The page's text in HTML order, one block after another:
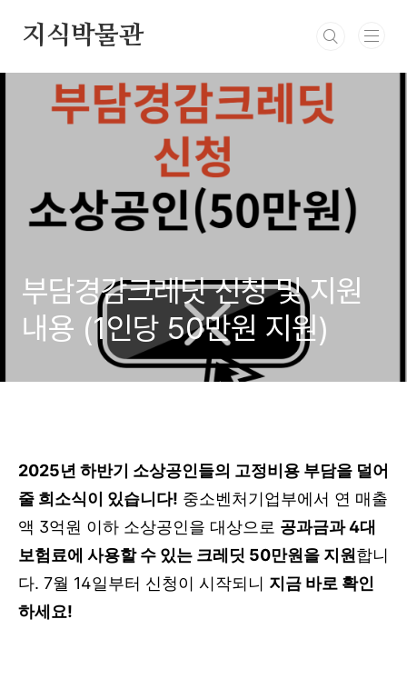
지식박물관
부담경감크레딧 신청 및 지원
내용 (1인당 50만원 지원)
2025년 하반기 소상공인들의 고정비용 부담을 덜어
줄 희소식이 있습니다! 중소벤처기업부에서 연 매출
액 3억원 이하 소상공인을 대상으로 공과금과 4대
보험료에 사용할 수 있는 크레딧 50만원을 지원 합니
다. 7월 14일부터 신청이 시작되니 지금 바로 확인
하세요!